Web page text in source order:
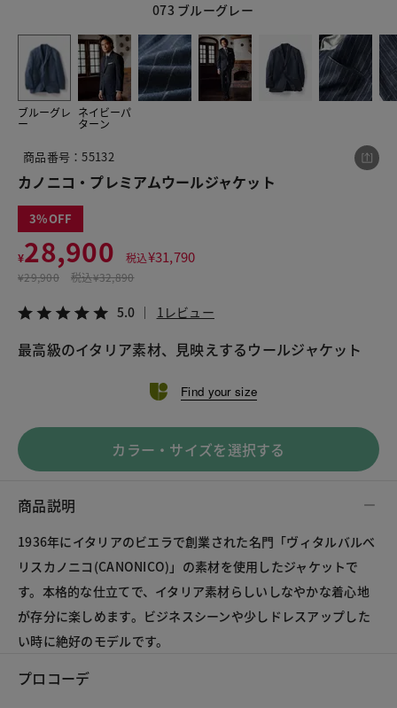
073 ブルーグレー
ブルーグレ
ー
ネイビーパ
ターン
1 9
商品番号：55132
カノニコ・プレミアムウールジャケット
3
¥28,900 税込¥31,790
¥29,900 税込¥32,890
5.0 1レビュー
最高級のイタリア素材、見映えするウールジャケット
Find your size
カラー・サイズを選択する
商品説明
1936年にイタリアのビエラで創業された名門「ヴィタルバルべ
リスカノニコ(CANONICO)」の素材を使用したジャケットで
す。本格的な仕立てで、イタリア素材らしいしなやかな着心地
が存分に楽しめます。ビジネスシーンや少しドレスアップした
い時に絶好のモデルです。
プロコーデ
この商品をシェアする
カノニコ・プレミアムウールジャケット
¥28,900
税込¥31,790
LINE X